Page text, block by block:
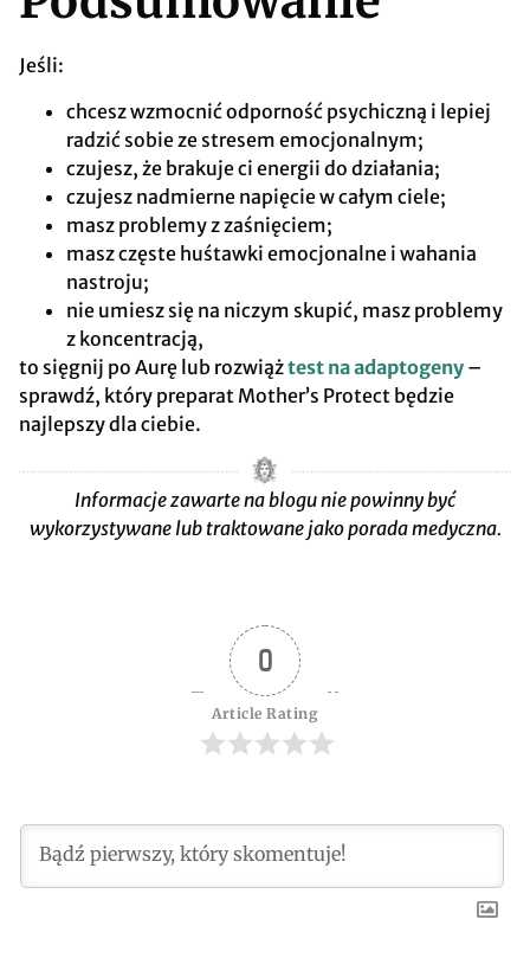
Jeśli:
chcesz wzmocnić odporność psychiczną i lepiej
radzić sobie ze stresem emocjonalnym;
czujesz, że brakuje ci energii do działania;
czujesz nadmierne napięcie w całym ciele;
masz problemy z zaśnięciem;
masz częste huśtawki emocjonalne i wahania
nastroju;
nie umiesz się na niczym skupić, masz problemy
z koncentracją,
to sięgnij po Aurę lub rozwiążtest na adaptogeny –
sprawdź, który preparat Mother’s Protect będzie
najlepszy dla ciebie.
Informacje zawarte na blogu nie powinny być
wykorzystywane lub traktowane jako porada medyczna.
0
Article Rating